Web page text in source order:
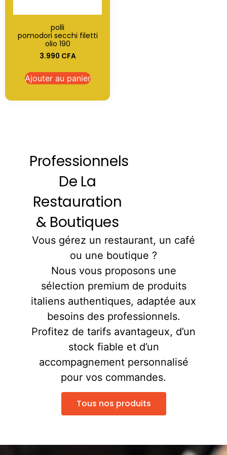
polli
pomodori secchi filetti
olio 190
3.990 CFA
Ajouter au panier
Professionnels
De La
Restauration
& Boutiques
Vous gérez un restaurant, un café
ou une boutique ?
Nous vous proposons une
sélection premium de produits
italiens authentiques, adaptée aux
besoins des professionnels.
Profitez de tarifs avantageux, d’un
stock fiable et d’un
accompagnement personnalisé
pour vos commandes.
Tous nos produits